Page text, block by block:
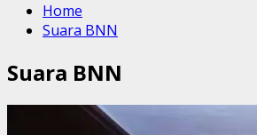
Home
Suara BNN
Suara BNN